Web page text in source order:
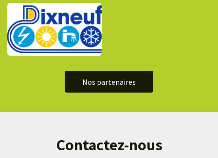
Nos partenaires
Contactez-nous